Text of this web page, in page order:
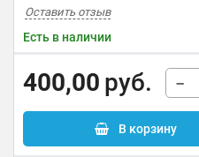
Оставить отзыв
Есть в наличии
400,00 руб. −
В корзину